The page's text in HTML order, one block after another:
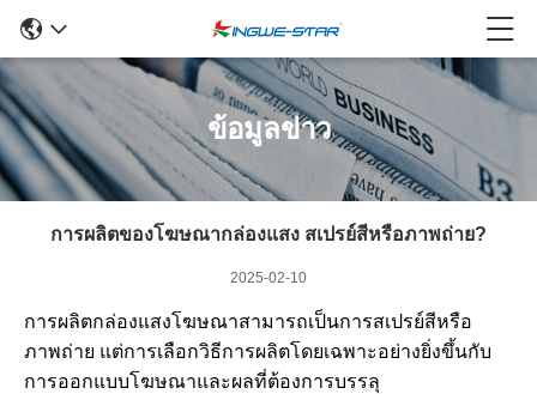
ข้อมูลข่าว
การผลิตของโฆษณากล่องแสง สเปรย์สีหรือภาพถ่าย?
2025-02-10
การผลิตกล่องแสงโฆษณาสามารถเป็นการสเปรย์สีหรือ
ภาพถ่าย แต่การเลือกวิธีการผลิตโดยเฉพาะอย่างยิ่งขึ้นกับ
การออกแบบโฆษณาและผลที่ต้องการบรรลุ